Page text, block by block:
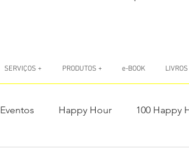
SERVIÇOS + PRODUTOS + e-BOOK
Eventos Happy Hour 100 Happy